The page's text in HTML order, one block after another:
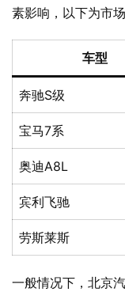
素影响，以下为市
车型
奔驰S级
宝马7系
奥迪A8L
宾利飞驰
劳斯莱斯
一般情况下，北京